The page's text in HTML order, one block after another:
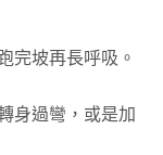
完坡再長呼吸。
身過彎，或是加